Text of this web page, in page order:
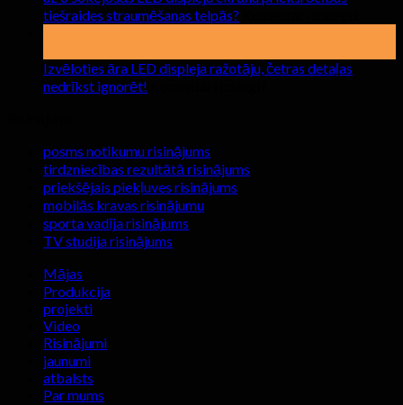
īrējot
displeju
tiešraides straumēšanas telpās?
Izvēloties āra LED displeja ražotāju, četras detaļas
nedrīkst ignorēt!
posms notikumu risinājums
tirdzniecības rezultātā risinājums
priekšējais piekļuves risinājums
mobilās kravas risinājumu
sporta vadīja risinājums
TV studija risinājums
Mājas
Produkcija
projekti
Video
Risinājumi
jaunumi
atbalsts
Par mums